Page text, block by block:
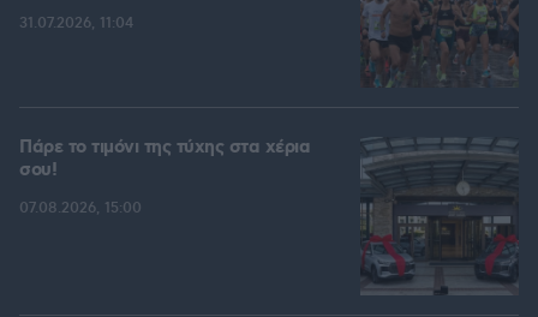
31.07.2026, 11:04
Πάρε το τιμόνι της τύχης στα χέρια
σου!
07.08.2026, 15:00